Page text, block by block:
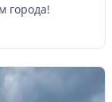
города!